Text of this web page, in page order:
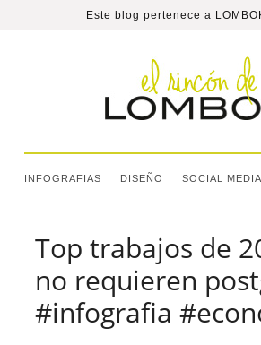
Este blog pertenece a
INFOGRAFIAS DISEÑO SOCIAL MEDIA
Top trabajos de
no requieren
#infografia